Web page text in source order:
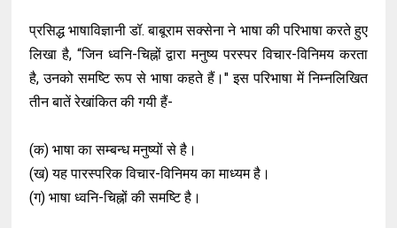
प्रसिद्ध भाषाविज्ञानी डॉ. बाबूराम सक्सेना ने भाषा की परिभाषा करते हुए
लिखा है, “जिन ध्वनि-चिह्नों द्वारा मनुष्य परस्पर विचार-विनिमय करता
है, उनको समष्टि रूप से भाषा कहते हैं।" इस परिभाषा में निम्नलिखित
तीन बातें रेखांकित की गयी हैं-
(क) भाषा का सम्बन्ध मनुष्यों से है।
(ख) यह पारस्परिक विचार-विनिमय का माध्यम है।
(ग) भाषा ध्वनि-चिह्नों की समष्टि है।